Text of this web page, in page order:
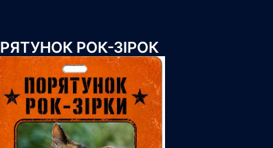
РЯТУНОК РОК-ЗІРОК